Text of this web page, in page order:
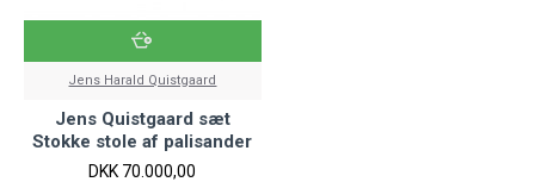
Jens Harald Quistgaard
Jens Quistgaard sæt
Stokke stole af palisander
DKK 70.000,00